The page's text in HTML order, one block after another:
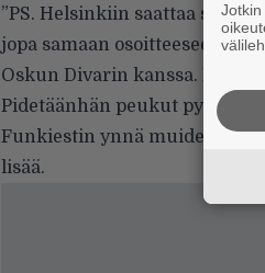
”PS. Helsinkiin saattaa
jopa samaan osoitteeseen
Oskun Divarin kanssa. Mutta
Pidetäänhän peukut pystyssä
Funkiestin ynnä muiden
lisää.